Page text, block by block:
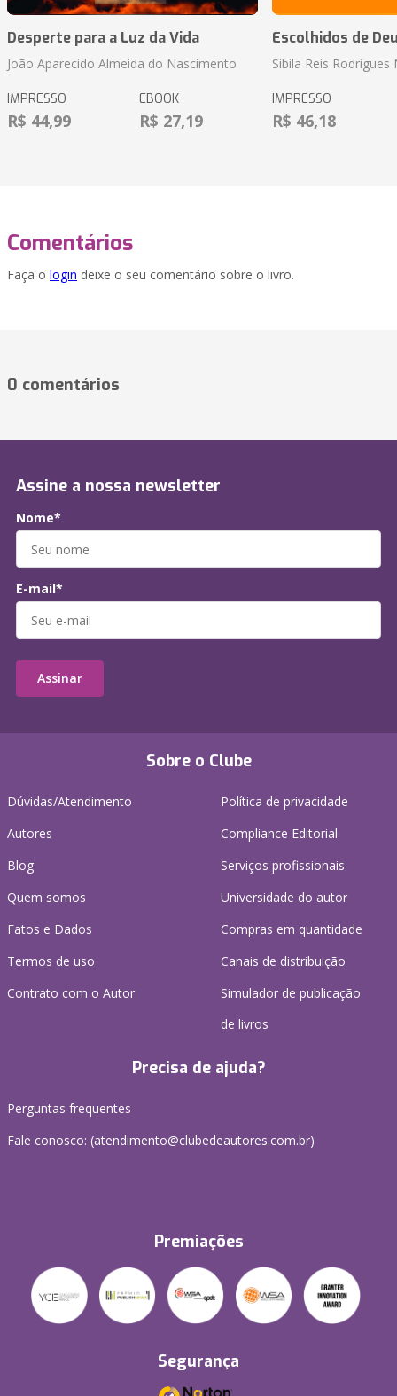
Desperte para a Luz da Vida
João Aparecido Almeida do Nascimento
IMPRESSO
R$ 44,99
EBOOK
R$ 27,19
Escolhidos de
Sibila Reis
IMPRESSO
R$ 46,18
Comentários
Faça o login deixe o seu comentário sobre o livro.
0 comentários
Sobre o Clube
Dúvidas/Atendimento
Autores
Blog
Quem somos
Fatos e Dados
Termos de uso
Contrato com o Autor
Política de privacidade
Compliance Editorial
Serviços profissionais
Universidade do autor
Compras em quantidade
Canais de distribuição
Simulador de publicação
de livros
Precisa de ajuda?
Perguntas frequentes
Fale conosco: (atendimento@clubedeautores.com.br)
Premiações
Segurança
Assine a nossa newsletter
Nome*
E-mail*
Assinar